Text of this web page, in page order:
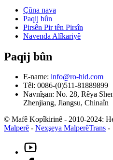
Çûna nava
Paqij bûn
Pirsên Pir tên Pirsîn
Navenda Alîkariyê
Paqij bûn
E-name: info@ro-hid.com
Têl: 0086-(0)511-81889899
Navnîşan: No. 28, Rêya
Zhenjiang, Jiangsu, Chinaîn
© Mafê Kopîkirinê - 2010-2024:
Malperê - Nexşeya MalperêTrans -